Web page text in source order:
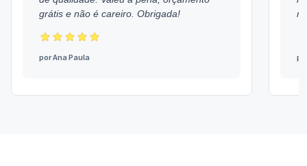
grátis e não é careiro. Obrigada!
porAna Paula